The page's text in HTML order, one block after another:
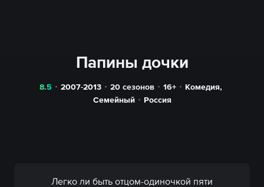
Папины дочки
8.5 2007-2013 20 сезонов 16+ Комедия,
Семейный
Россия
Легко ли быть отцом-одиночкой пяти